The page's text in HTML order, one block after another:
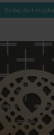
Dodaj do koszyka